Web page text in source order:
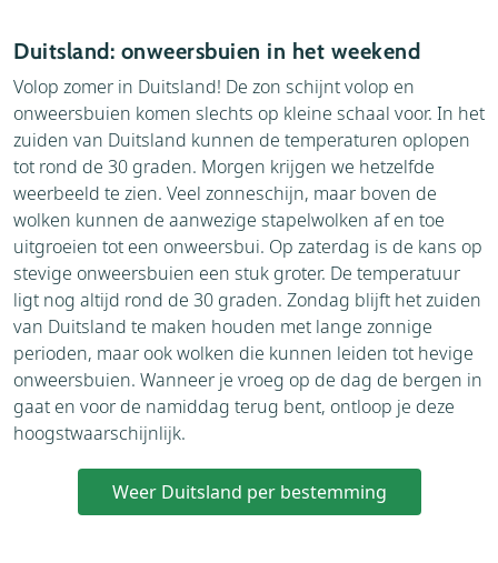
Duitsland: onweersbuien in het weekend
Volop zomer in Duitsland! De zon schijnt volop en
onweersbuien komen slechts op kleine schaal voor. In het
zuiden van Duitsland kunnen de temperaturen oplopen
tot rond de 30 graden. Morgen krijgen we hetzelfde
weerbeeld te zien. Veel zonneschijn, maar boven de
wolken kunnen de aanwezige stapelwolken af en toe
uitgroeien tot een onweersbui. Op zaterdag is de kans op
stevige onweersbuien een stuk groter. De temperatuur
ligt nog altijd rond de 30 graden. Zondag blijft het zuiden
van Duitsland te maken houden met lange zonnige
perioden, maar ook wolken die kunnen leiden tot hevige
onweersbuien. Wanneer je vroeg op de dag de bergen in
gaat en voor de namiddag terug bent, ontloop je deze
hoogstwaarschijnlijk.
Weer Duitsland per bestemming